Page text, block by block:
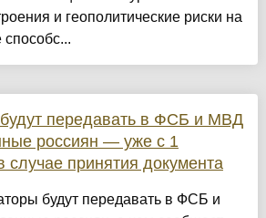
и геополитические риски на
передавать в ФСБ и МВД
россиян — уже с 1
случае принятия документа
будут передавать в ФСБ и